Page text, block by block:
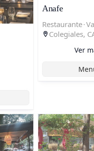
Anafe
Restaurante·
Colegiales,
Ver